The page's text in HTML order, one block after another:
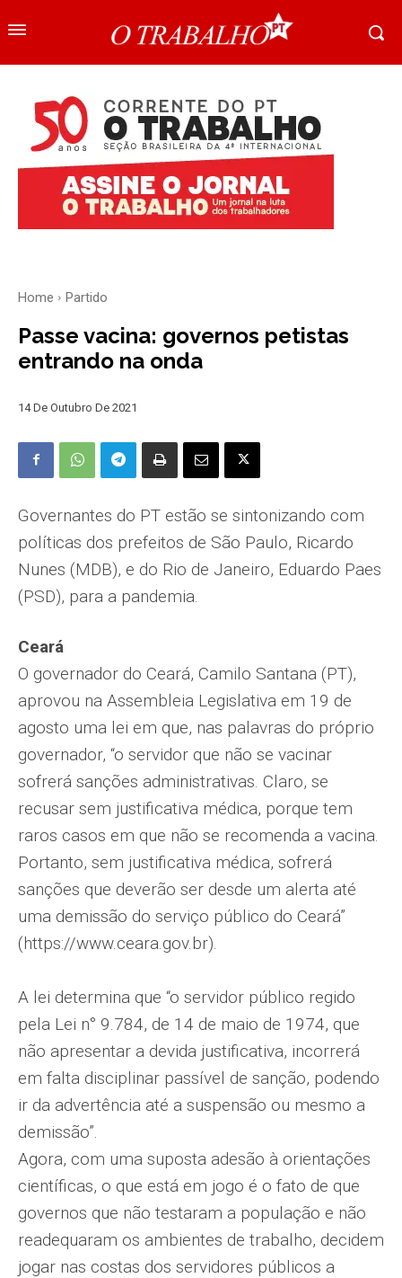
Home Partido
Passe vacina: governos petistas
entrando na onda
14 De Outubro De 2021
Governantes do PT estão se sintonizando com
políticas dos prefeitos de São Paulo, Ricardo
Nunes (MDB), e do Rio de Janeiro, Eduardo Paes
(PSD), para a pandemia.
Ceará
O governador do Ceará, Camilo Santana (PT),
aprovou na Assembleia Legislativa em 19 de
agosto uma lei em que, nas palavras do próprio
governador, “o servidor que não se vacinar
sofrerá sanções administrativas. Claro, se
recusar sem justificativa médica, porque tem
raros casos em que não se recomenda a vacina.
Portanto, sem justificativa médica, sofrerá
sanções que deverão ser desde um alerta até
uma demissão do serviço público do Ceará”
(https://www.ceara.gov.br).
A lei determina que “o servidor público regido
pela Lei n° 9.784, de 14 de maio de 1974, que
não apresentar a devida justificativa, incorrerá
em falta disciplinar passível de sanção, podendo
ir da advertência até a suspensão ou mesmo a
demissão”.
Agora, com uma suposta adesão à orientações
científicas, o que está em jogo é o fato de que
governos que não testaram a população e não
readequaram os ambientes de trabalho, decidem
jogar nas costas dos servidores públicos a